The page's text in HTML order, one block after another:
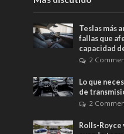
Teslas más
fallas que
capacidad
2
Lo que
de
2
Rolls-